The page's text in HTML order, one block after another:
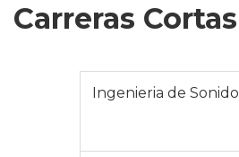
Carreras Cortas
Ingenieria de Sonido